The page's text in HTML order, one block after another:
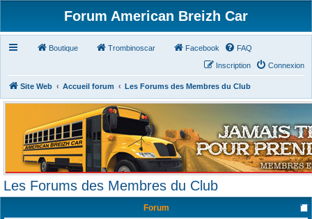
Forum American Breizh Car
Boutique Trombinoscar Facebook FAQ
Connexion
Inscription
Site Web Accueil forum Les Forums des Membres du Club
Les Forums des Membres du Club
Forum